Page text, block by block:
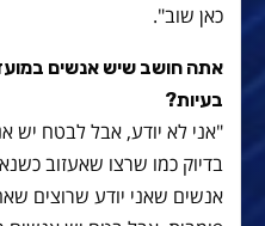
כאן שוב".
אתה חושב שיש אנשים
בעיות?
"אני לא יודע, אבל לבטח יש
בדיוק כמו שרצו שאעזוב
אנשים שאני יודע שרוצים